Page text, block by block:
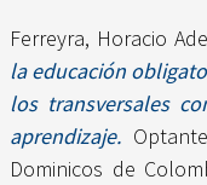
Ferreyra, Horacio
la educación
los transversales
aprendizaje.
Dominicos de